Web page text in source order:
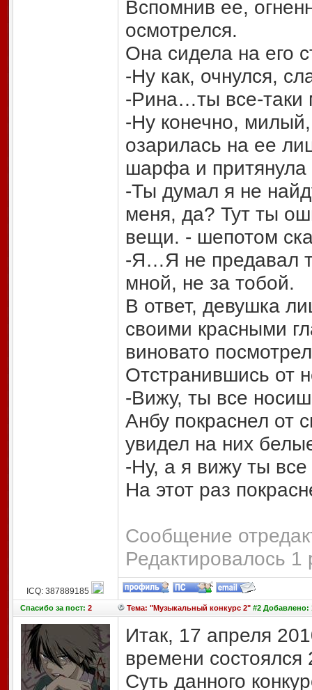
Вспомнив ее,
осмотрелся.
Она сидела на его
-Ну как, очнулся,
-Рина…ты все-
-Ну конечно,
озарилась на ее
шарфа и притянула
-Ты думал я не
меня, да? Тут ты
вещи. - шепотом
-Я…Я не предавал
мной, не за тобой.
В ответ, девушка
своими красными
виновато
Отстранившись от
-Вижу, ты все
Анбу покраснел от
увидел на них
-Ну, а я вижу ты
На этот раз
Сообщение
Редактировалось 1
ICQ: 387889185
Спасибоза пост: 2 Тема: "Музыкальный конкурс 2"#2 Добавлено:
Итак, 17 апреля
времени состоялся
Суть данного